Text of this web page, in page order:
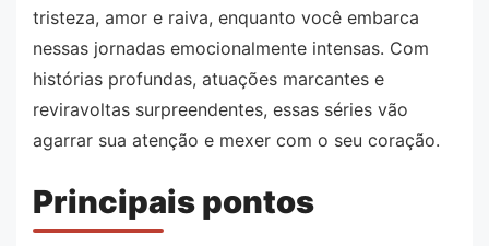
tristeza, amor e raiva, enquanto você embarca
nessas jornadas emocionalmente intensas. Com
histórias profundas, atuações marcantes e
reviravoltas surpreendentes, essas séries vão
agarrar sua atenção e mexer com o seu coração.
Principais pontos